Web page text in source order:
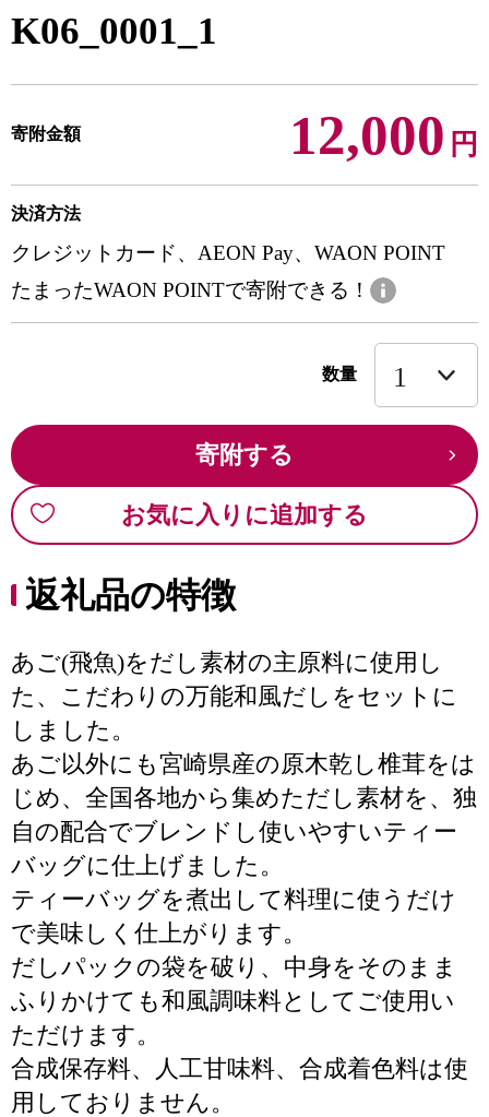
K06_0001_1
寄附金額 12,000 円
決済方法
クレジットカード、AEON Pay、WAON POINT
たまったWAON POINTで寄附できる！
数量
寄附する
お気に入りに追加する
返礼品の特徴
あご(飛魚)をだし素材の主原料に使用し
た、こだわりの万能和風だしをセットに
しました。
あご以外にも宮崎県産の原木乾し椎茸をは
じめ、全国各地から集めただし素材を、独
自の配合でブレンドし使いやすいティー
バッグに仕上げました。
ティーバッグを煮出して料理に使うだけ
で美味しく仕上がります。
だしパックの袋を破り、中身をそのまま
ふりかけても和風調味料としてご使用い
ただけます。
合成保存料、人工甘味料、合成着色料は使
用しておりません。